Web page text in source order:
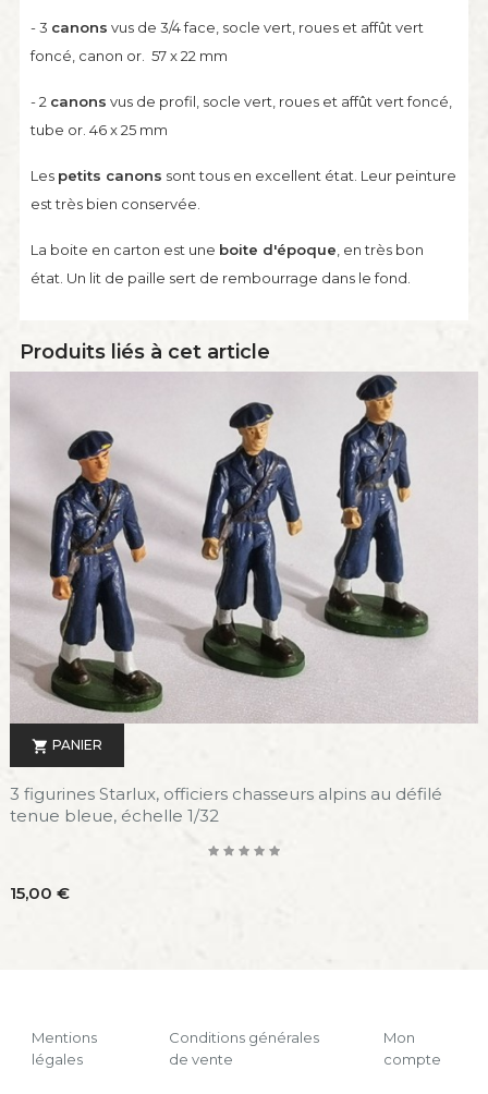
- 3 canons vus de 3/4 face, socle vert, roues et affût vert
foncé, canon or. 57 x 22 mm
- 2 canons vus de profil, socle vert, roues et affût vert foncé,
tube or. 46 x 25 mm
Les petits canons sont tous en excellent état. Leur peinture
est très bien conservée.
La boite en carton est une boite d'époque, en très bon
état. Un lit de paille sert de rembourrage dans le fond.
Produits liés à cet article
 PANIER
3 figurines Starlux, officiers chasseurs alpins au défilé
tenue bleue, échelle 1/32
Prix
15,00 €
Mentions
légales
Conditions générales
de vente
Mon
compte